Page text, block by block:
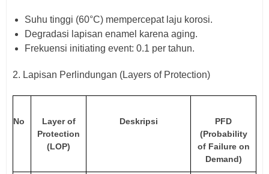
Suhu tinggi (60°C) mempercepat laju korosi.
Degradasi lapisan enamel karena aging.
Frekuensi initiating event: 0.1 per tahun.
2. Lapisan Perlindungan (Layers of Protection)
No
Layer of
Protection
(LOP)
Deskripsi
PFD
(Probability
of Failure on
Demand)